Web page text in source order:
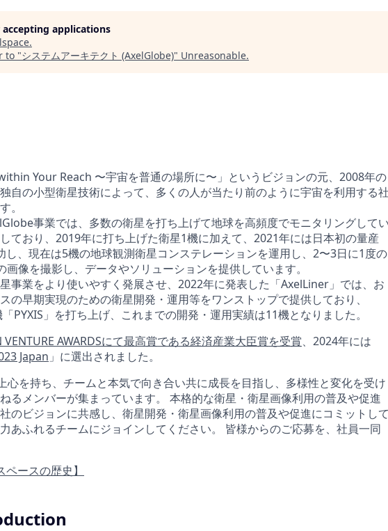
applications
.
to "システムアーキテクト (AxelGlobe)" Unreasonable.
Your Reach 〜宇宙を普通の場所に〜」というビジョンの元、2008年の
自の小型衛星技術によって、多くの人が当たり前のように宇宙を利用する
。
事業では、多数の衛星を打ち上げて地球を高頻度でモニタリングしてい
ており、2019年に打ち上げた衛星1機に加えて、2021年には日本初の量産
し、現在は5機の地球観測衛星コンステレーションを運用し、2〜3日に1度の
像を撮影し、データやソリューションを提供しています。
事業をより使いやすく発展させ、2022年に発表した「AxelLiner」では、お
の早期実現のための衛星開発・運用等をワンストップで提供しており、
PYXIS」を打ち上げ、これまでの開発・運用実績は11機となりました。
VENTURE AWARDSにて最高賞である経済産業大臣賞を受賞、2024年には
Japan 」に選出されました。
心を持ち、チームと本気で向き合い共に成長を目指し、多様性と変化を受け
るメンバーが集まっています。 本格的な衛星・衛星画像利用の普及や促進
のビジョンに共感し、衛星開発・衛星画像利用の普及や促進にコミットして
あふれるチームにジョインしてください。 皆様からのご応募を、社員一同
ペースの歴史】